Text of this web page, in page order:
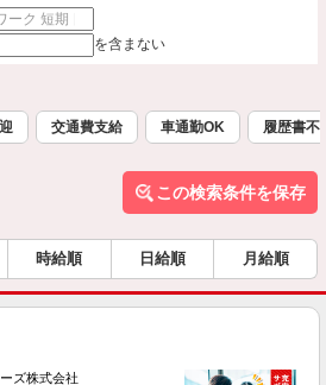
を含まない
交通費支給 車通勤OK 履歴書不
この検索条件を保存
時給順 日給順 月給順
ズ株式会社